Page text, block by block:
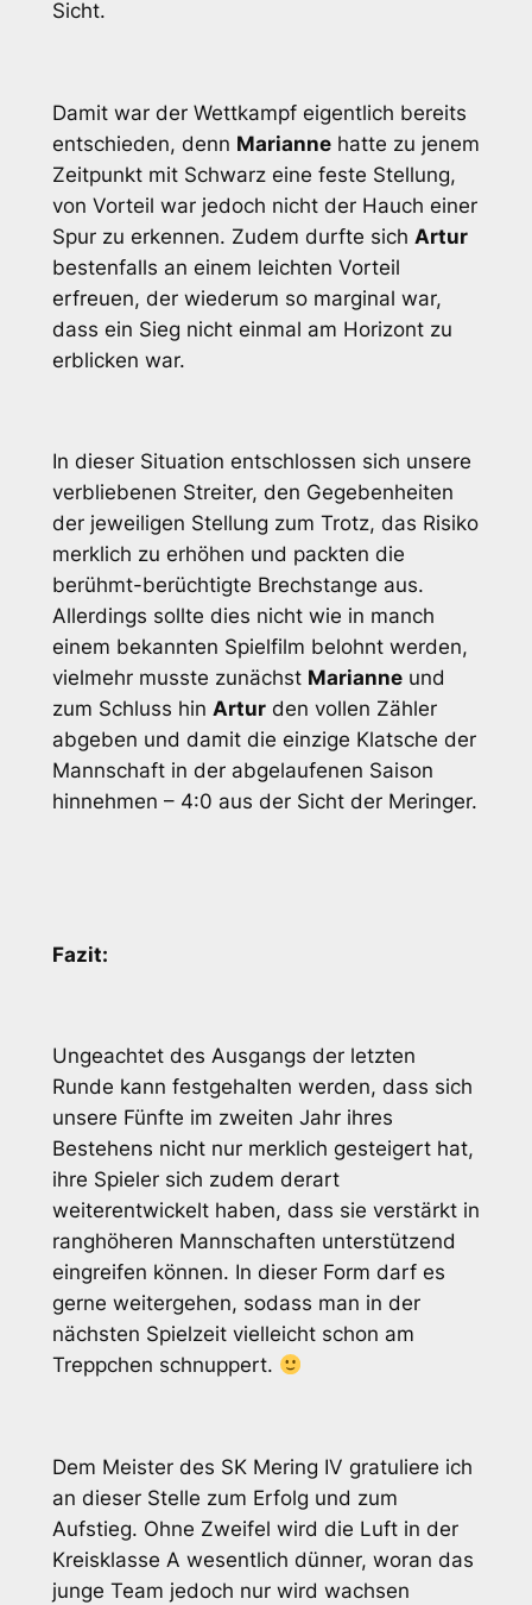
Sicht.
Damit war der Wettkampf eigentlich bereits
entschieden, denn Mariannehatte zu jenem
Zeitpunkt mit Schwarz eine feste Stellung,
von Vorteil war jedoch nicht der Hauch einer
Spur zu erkennen. Zudem durfte sich Artur
bestenfalls an einem leichten Vorteil
erfreuen, der wiederum so marginal war,
dass ein Sieg nicht einmal am Horizont zu
erblicken war.
In dieser Situation entschlossen sich unsere
verbliebenen Streiter, den Gegebenheiten
der jeweiligen Stellung zum Trotz, das Risiko
merklich zu erhöhen und packten die
berühmt-berüchtigte Brechstange aus.
Allerdings sollte dies nicht wie in manch
einem bekannten Spielfilm belohnt werden,
vielmehr musste zunächst Marianneund
zum Schluss hin Arturden vollen Zähler
abgeben und damit die einzige Klatsche der
Mannschaft in der abgelaufenen Saison
hinnehmen – 4:0 aus der Sicht der Meringer.
Fazit:
Ungeachtet des Ausgangs der letzten
Runde kann festgehalten werden, dass sich
unsere Fünfte im zweiten Jahr ihres
Bestehens nicht nur merklich gesteigert hat,
ihre Spieler sich zudem derart
weiterentwickelt haben, dass sie verstärkt in
ranghöheren Mannschaften unterstützend
eingreifen können. In dieser Form darf es
gerne weitergehen, sodass man in der
nächsten Spielzeit vielleicht schon am
Treppchen schnuppert.
Dem Meister des SK Mering IV gratuliere ich
an dieser Stelle zum Erfolg und zum
Aufstieg. Ohne Zweifel wird die Luft in der
Kreisklasse A wesentlich dünner, woran das
junge Team jedoch nur wird wachsen